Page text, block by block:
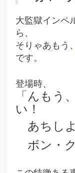
大監獄インペ
ら、
そりゃあもう、
です。
登場時、
「んもう
い！
あちし
ボン・ク